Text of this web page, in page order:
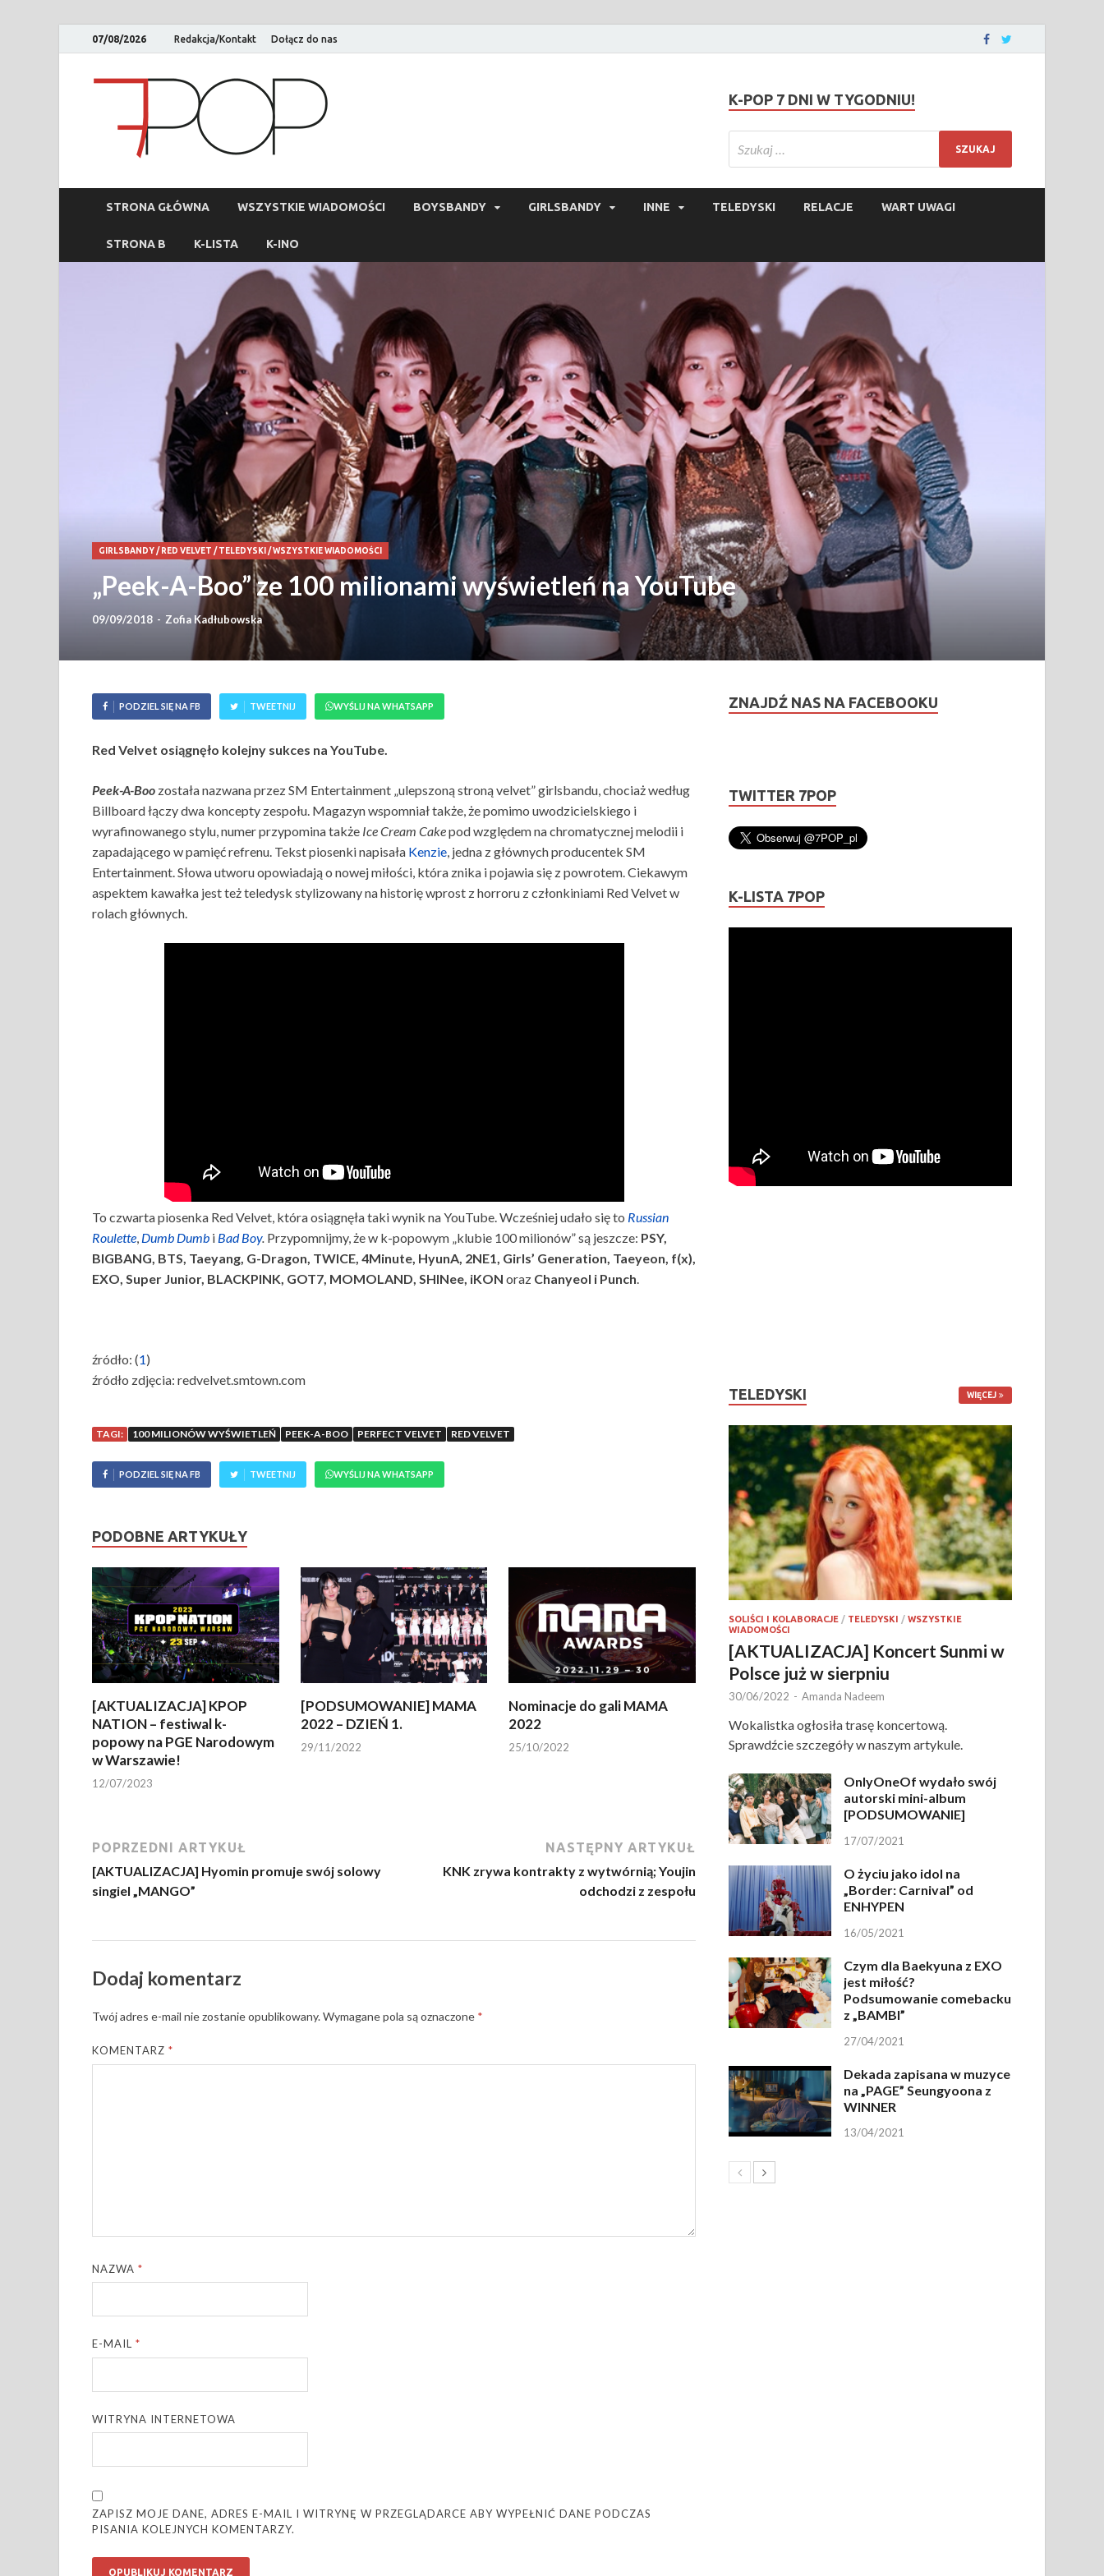
07/08/2026 Redakcja/Kontakt Dołącz do nas
K-POP 7 DNI W TYGODNIU!
STRONA GŁÓWNA WSZYSTKIE WIADOMOŚCI BOYSBANDY GIRLSBANDY INNE TELEDYSKI RELACJE WART UWAGI
STRONA B K-LISTA K-INO
GIRLSBANDY/ RED VELVET / TELEDYSKI /WSZYSTKIE WIADOMOŚCI
„Peek-A-Boo” ze 100 milionami wyświetleń na YouTube
09/09/2018 - Zofia Kadłubowska
PODZIEL SIĘ NA FB TWEETNIJ WYŚLIJ NA WHATSAPP
Red Velvet osiągnęło kolejny sukces na YouTube.
Peek-A-Boo została nazwana przez SM Entertainment „ulepszoną stroną velvet” girlsbandu, chociaż według
Billboard łączy dwa koncepty zespołu. Magazyn wspomniał także, że pomimo uwodzicielskiego i
wyrafinowanego stylu, numer przypomina także Ice Cream Cakepod względem na chromatycznej melodii i
zapadającego w pamięć refrenu. Tekst piosenki napisała Kenzie, jedna z głównych producentek SM
Entertainment. Słowa utworu opowiadają o nowej miłości, która znika i pojawia się z powrotem. Ciekawym
aspektem kawałka jest też teledysk stylizowany na historię wprost z horroru z członkiniami Red Velvet w
rolach głównych.
To czwarta piosenka Red Velvet, która osiągnęła taki wynik na YouTube. Wcześniej udało się to Russian
Roulette, Dumb Dumb i Bad Boy. Przypomnijmy, że w k-popowym „klubie 100 milionów” są jeszcze: PSY,
BIGBANG, BTS, Taeyang, G-Dragon, TWICE, 4Minute, HyunA, 2NE1, Girls’ Generation, Taeyeon, f(x),
EXO, Super Junior, BLACKPINK, GOT7, MOMOLAND, SHINee, iKON oraz Chanyeol i Punch.
źródło: (1)
źródło zdjęcia: redvelvet.smtown.com
TAGI: 100 MILIONÓW WYŚWIETLEŃ PEEK-A-BOO PERFECT VELVET RED VELVET
PODZIEL SIĘ NA FB TWEETNIJ WYŚLIJ NA WHATSAPP
PODOBNE ARTYKUŁY
[AKTUALIZACJA] KPOP
NATION – festiwal k-
popowy na PGE Narodowym
w Warszawie!
12/07/2023
[PODSUMOWANIE] MAMA
2022 – DZIEŃ 1.
29/11/2022
Nominacje do gali MAMA
2022
25/10/2022
POPRZEDNI ARTYKUŁ
[AKTUALIZACJA] Hyomin promuje swój solowy
singiel „MANGO”
NASTĘPNY ARTYKUŁ
KNK zrywa kontrakty z wytwórnią; Youjin
odchodzi z zespołu
Dodaj komentarz
Twój adres e-mail nie zostanie opublikowany.Wymagane pola są oznaczone *
KOMENTARZ*
NAZWA*
E-MAIL*
WITRYNA INTERNETOWA
ZAPISZ MOJE DANE, ADRES E-MAIL I WITRYNĘ W PRZEGLĄDARCE ABY WYPEŁNIĆ DANE PODCZAS
PISANIA KOLEJNYCH KOMENTARZY.
ZNAJDŹ NAS NA FACEBOOKU
TWITTER 7POP
K-LISTA 7POP
TELEDYSKI WIĘCEJ
SOLIŚCI I KOLABORACJE / TELEDYSKI /WSZYSTKIE
WIADOMOŚCI
[AKTUALIZACJA] Koncert Sunmi w
Polsce już w sierpniu
30/06/2022 - Amanda Nadeem
Wokalistka ogłosiła trasę koncertową.
Sprawdźcie szczegóły w naszym artykule.
OnlyOneOf wydało swój
autorski mini-album
[PODSUMOWANIE]
17/07/2021
O życiu jako idol na
„Border: Carnival” od
ENHYPEN
16/05/2021
Czym dla Baekyuna z EXO
jest miłość?
Podsumowanie comebacku
z „BAMBI”
27/04/2021
Dekada zapisana w muzyce
na „PAGE” Seungyoona z
WINNER
13/04/2021